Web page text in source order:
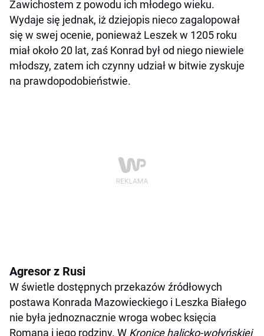
Zawichostem z powodu ich młodego wieku.
Wydaje się jednak, iż dziejopis nieco zagalopował
się w swej ocenie, ponieważ Leszek w 1205 roku
miał około 20 lat, zaś Konrad był od niego niewiele
młodszy, zatem ich czynny udział w bitwie zyskuje
na prawdopodobieństwie.
Agresor z Rusi
W świetle dostępnych przekazów źródłowych
postawa Konrada Mazowieckiego i Leszka Białego
nie była jednoznacznie wroga wobec księcia
Romana i jego rodziny. W Kronice halicko-wołyńskiej